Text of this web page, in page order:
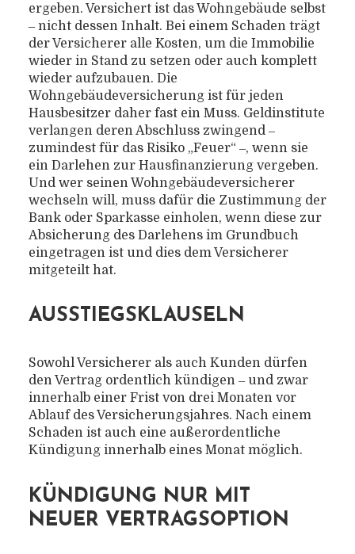
ergeben. Versichert ist das Wohngebäude selbst
‒ nicht dessen Inhalt. Bei einem Schaden trägt
der Versicherer alle Kosten, um die Immobilie
wieder in Stand zu setzen oder auch komplett
wieder aufzubauen. Die
Wohngebäudeversicherung ist für jeden
Hausbesitzer daher fast ein Muss. Geldinstitute
verlangen deren Abschluss zwingend ‒
zumindest für das Risiko „Feuer“ ‒, wenn sie
ein Darlehen zur Hausfinanzierung vergeben.
Und wer seinen Wohngebäudeversicherer
wechseln will, muss dafür die Zustimmung der
Bank oder Sparkasse einholen, wenn diese zur
Absicherung des Darlehens im Grundbuch
eingetragen ist und dies dem Versicherer
mitgeteilt hat.
AUSSTIEGSKLAUSELN
Sowohl Versicherer als auch Kunden dürfen
den Vertrag ordentlich kündigen ‒ und zwar
innerhalb einer Frist von drei Monaten vor
Ablauf des Versicherungsjahres. Nach einem
Schaden ist auch eine außerordentliche
Kündigung innerhalb eines Monat möglich.
KÜNDIGUNG NUR MIT
NEUER VERTRAGSOPTION